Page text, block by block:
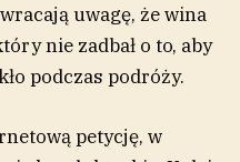
uwagę, że wina
nie zadbał o to, aby
podczas podróży.
petycję, w